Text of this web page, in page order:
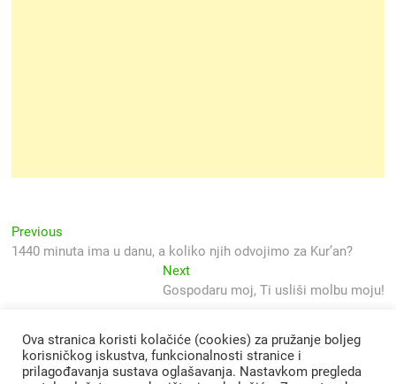
Navigacija
objava
Previous
post:
1440 minuta ima u danu, a koliko njih odvojimo za Kur’an?
NextNext
post:
Gospodaru moj, Ti usliši molbu moju!
Ova stranica koristi kolačiće (cookies) za pružanje boljeg
korisničkog iskustva, funkcionalnosti stranice i
prilagođavanja sustava oglašavanja. Nastavkom pregleda